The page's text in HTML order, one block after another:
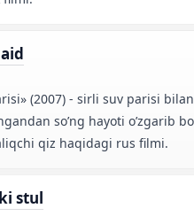
(2007) - sirli suv parisi bilan
so’ng hayoti o’zgarib
qiz haqidagi rus filmi.
stul